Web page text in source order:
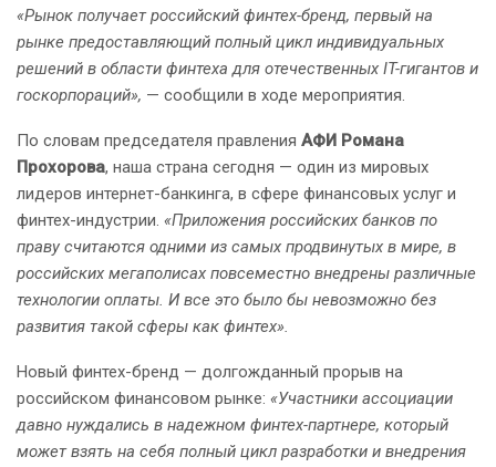
«Рынок получает российский финтех-бренд, первый на
рынке предоставляющий полный цикл индивидуальных
решений в области финтеха для отечественных IT-гигантов и
госкорпораций», — сообщили в ходе мероприятия.
По словам председателя правления АФИ Романа
Прохорова, наша страна сегодня — один из мировых
лидеров интернет-банкинга, в сфере финансовых услуг и
финтех-индустрии. «Приложения российских банков по
праву считаются одними из самых продвинутых в мире, в
российских мегаполисах повсеместно внедрены различные
технологии оплаты. И все это было бы невозможно без
развития такой сферы как финтех».
Новый финтех-бренд — долгожданный прорыв на
российском финансовом рынке: «Участники ассоциации
давно нуждались в надежном финтех-партнере, который
может взять на себя полный цикл разработки и внедрения